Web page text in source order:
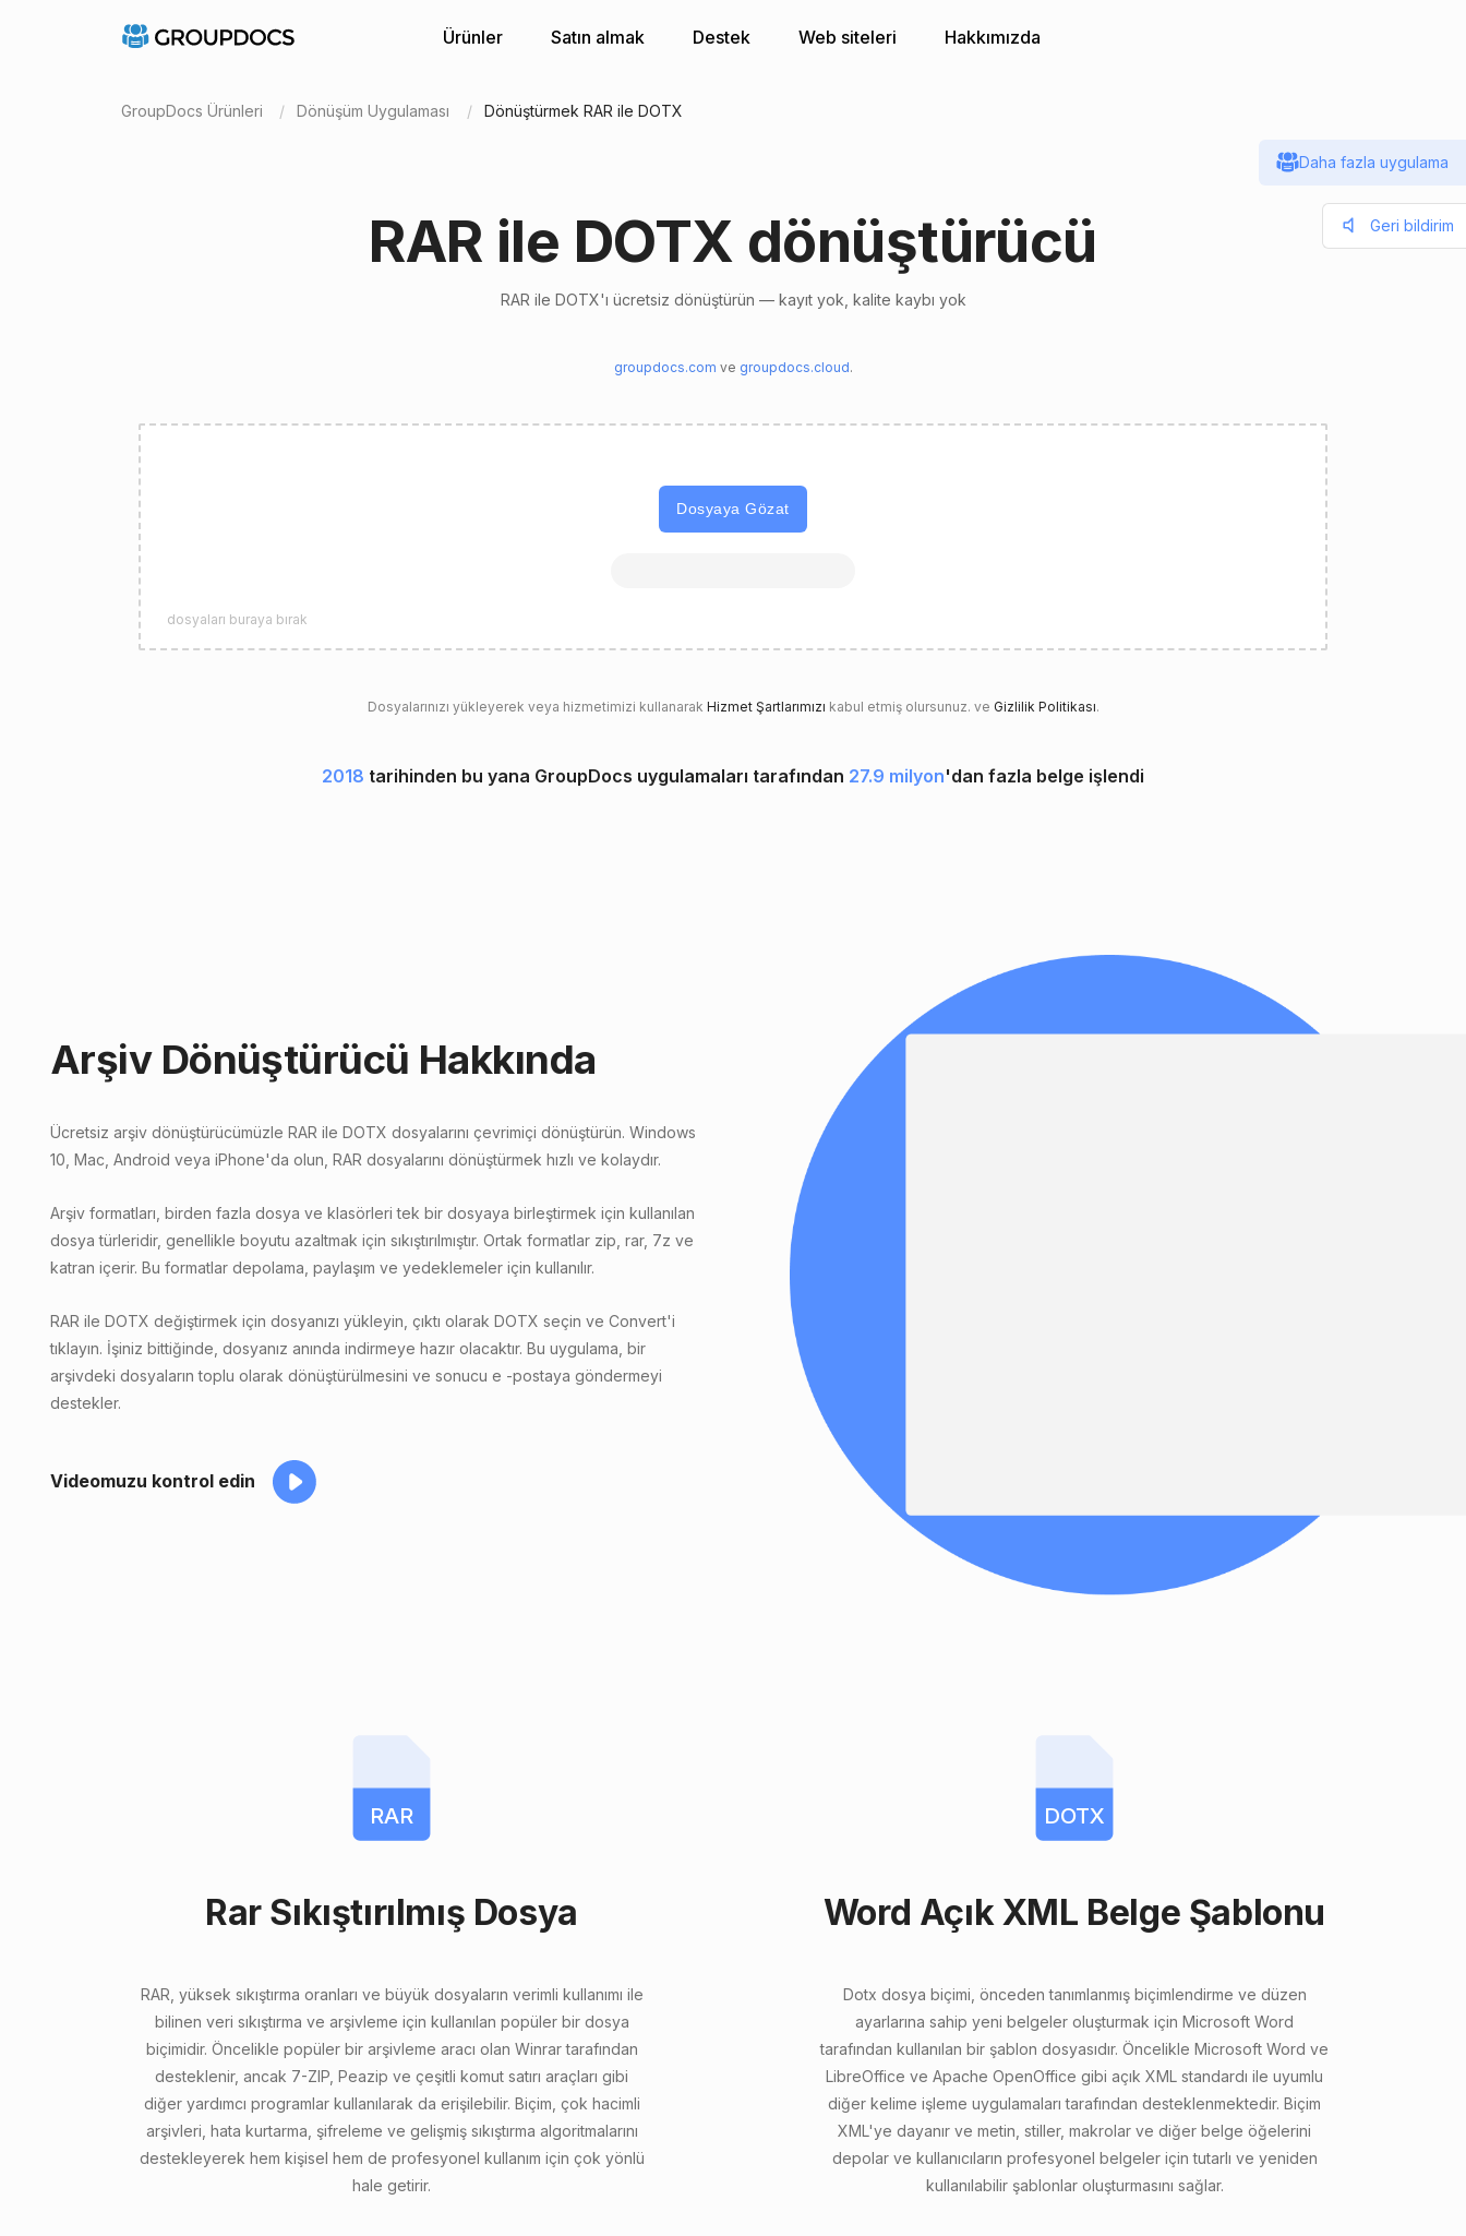
Ürünler Satın almak Destek Web siteleri Hakkımızda
GroupDocs Ürünleri Dönüşüm Uygulaması Dönüştürmek RAR ile DOTX
RAR ile DOTX dönüştürücü
RAR ile DOTX'ı ücretsiz dönüştürün — kayıt yok, kalite kaybı yok
groupdocs.com ve groupdocs.cloud.
Dosyaya Gözat
dosyaları buraya bırak
Dosyalarınızı yükleyerek veya hizmetimizi kullanarak Hizmet Şartlarımızı kabul etmiş olursunuz. ve Gizlilik Politikası.
2018 tarihinden bu yana GroupDocs uygulamaları tarafından 27.9 milyon'dan fazla belge işlendi
Arşiv Dönüştürücü Hakkında
Ücretsiz arşiv dönüştürücümüzle RAR ile DOTX dosyalarını çevrimiçi dönüştürün. Windows
10, Mac, Android veya iPhone'da olun, RAR dosyalarını dönüştürmek hızlı ve kolaydır.
Arşiv formatları, birden fazla dosya ve klasörleri tek bir dosyaya birleştirmek için kullanılan
dosya türleridir, genellikle boyutu azaltmak için sıkıştırılmıştır. Ortak formatlar zip, rar, 7z ve
katran içerir. Bu formatlar depolama, paylaşım ve yedeklemeler için kullanılır.
RAR ile DOTX değiştirmek için dosyanızı yükleyin, çıktı olarak DOTX seçin ve Convert'i
tıklayın. İşiniz bittiğinde, dosyanız anında indirmeye hazır olacaktır. Bu uygulama, bir
arşivdeki dosyaların toplu olarak dönüştürülmesini ve sonucu e -postaya göndermeyi
destekler.
Videomuzu kontrol edin
RAR
Rar Sıkıştırılmış Dosya
RAR, yüksek sıkıştırma oranları ve büyük dosyaların verimli kullanımı ile
bilinen veri sıkıştırma ve arşivleme için kullanılan popüler bir dosya
biçimidir. Öncelikle popüler bir arşivleme aracı olan Winrar tarafından
desteklenir, ancak 7-ZIP, Peazip ve çeşitli komut satırı araçları gibi
diğer yardımcı programlar kullanılarak da erişilebilir. Biçim, çok hacimli
arşivleri, hata kurtarma, şifreleme ve gelişmiş sıkıştırma algoritmalarını
destekleyerek hem kişisel hem de profesyonel kullanım için çok yönlü
hale getirir.
DOTX
Word Açık XML Belge Şablonu
Dotx dosya biçimi, önceden tanımlanmış biçimlendirme ve düzen
ayarlarına sahip yeni belgeler oluşturmak için Microsoft Word
tarafından kullanılan bir şablon dosyasıdır. Öncelikle Microsoft Word ve
LibreOffice ve Apache OpenOffice gibi açık XML standardı ile uyumlu
diğer kelime işleme uygulamaları tarafından desteklenmektedir. Biçim
XML'ye dayanır ve metin, stiller, makrolar ve diğer belge öğelerini
depolar ve kullanıcıların profesyonel belgeler için tutarlı ve yeniden
kullanılabilir şablonlar oluşturmasını sağlar.
Daha fazla uygulama
Geri bildirim